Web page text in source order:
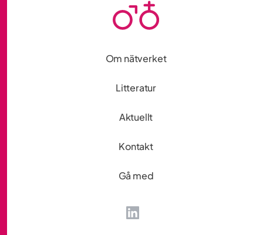
Om nätverket
Litteratur
Aktuellt
Kontakt
Gå med